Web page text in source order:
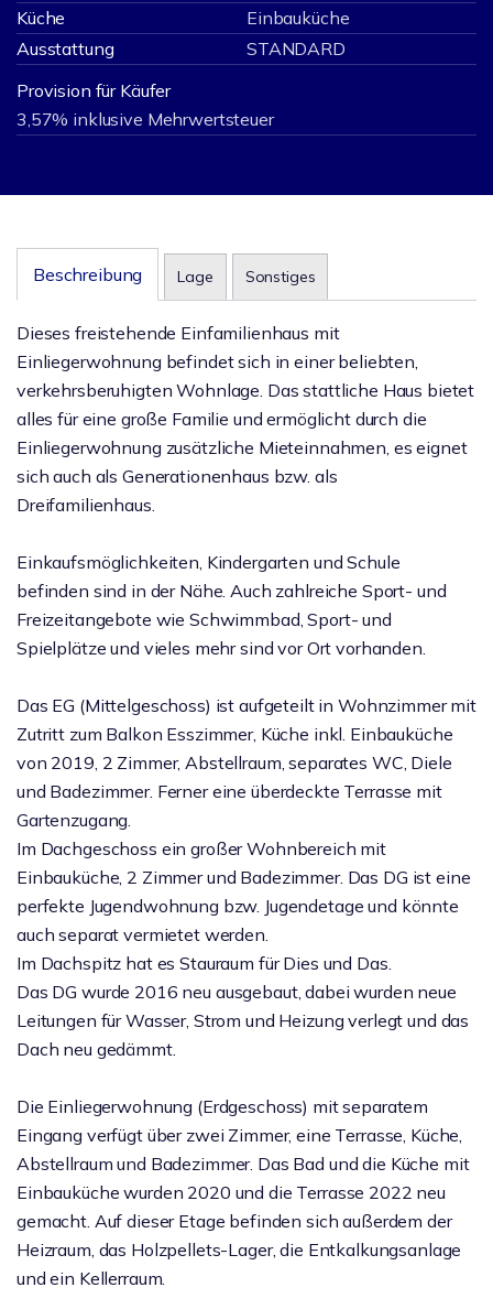
Küche
Einbauküche
Ausstattung
STANDARD
Provision für Käufer
3,57% inklusive Mehrwertsteuer
Beschreibung Lage Sonstiges
Dieses freistehende Einfamilienhaus mit
Einliegerwohnung befindet sich in einer beliebten,
verkehrsberuhigten Wohnlage. Das stattliche Haus bietet
alles für eine große Familie und ermöglicht durch die
Einliegerwohnung zusätzliche Mieteinnahmen, es eignet
sich auch als Generationenhaus bzw. als
Dreifamilienhaus.
Einkaufsmöglichkeiten, Kindergarten und Schule
befinden sind in der Nähe. Auch zahlreiche Sport- und
Freizeitangebote wie Schwimmbad, Sport- und
Spielplätze und vieles mehr sind vor Ort vorhanden.
Das EG (Mittelgeschoss) ist aufgeteilt in Wohnzimmer mit
Zutritt zum Balkon Esszimmer, Küche inkl. Einbauküche
von 2019, 2 Zimmer, Abstellraum, separates WC, Diele
und Badezimmer. Ferner eine überdeckte Terrasse mit
Gartenzugang.
Im Dachgeschoss ein großer Wohnbereich mit
Einbauküche, 2 Zimmer und Badezimmer. Das DG ist eine
perfekte Jugendwohnung bzw. Jugendetage und könnte
auch separat vermietet werden.
Im Dachspitz hat es Stauraum für Dies und Das.
Das DG wurde 2016 neu ausgebaut, dabei wurden neue
Leitungen für Wasser, Strom und Heizung verlegt und das
Dach neu gedämmt.
Die Einliegerwohnung (Erdgeschoss) mit separatem
Eingang verfügt über zwei Zimmer, eine Terrasse, Küche,
Abstellraum und Badezimmer. Das Bad und die Küche mit
Einbauküche wurden 2020 und die Terrasse 2022 neu
gemacht. Auf dieser Etage befinden sich außerdem der
Heizraum, das Holzpellets-Lager, die Entkalkungsanlage
und ein Kellerraum.